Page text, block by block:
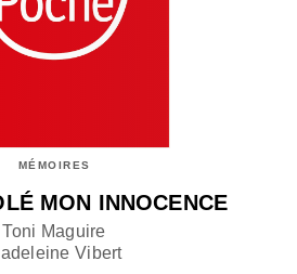
MÉMOIRES
MON INNOCENCE
Toni Maguire
Vibert